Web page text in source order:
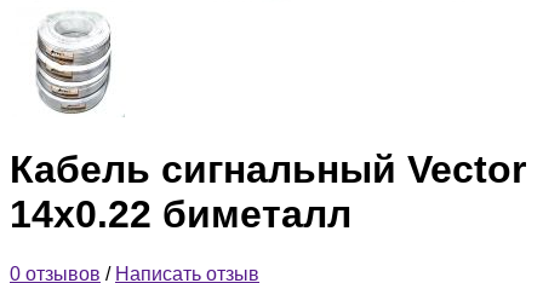
Кабель сигнальный Vector
14х0.22 биметалл
0 отзывов / Написать отзыв